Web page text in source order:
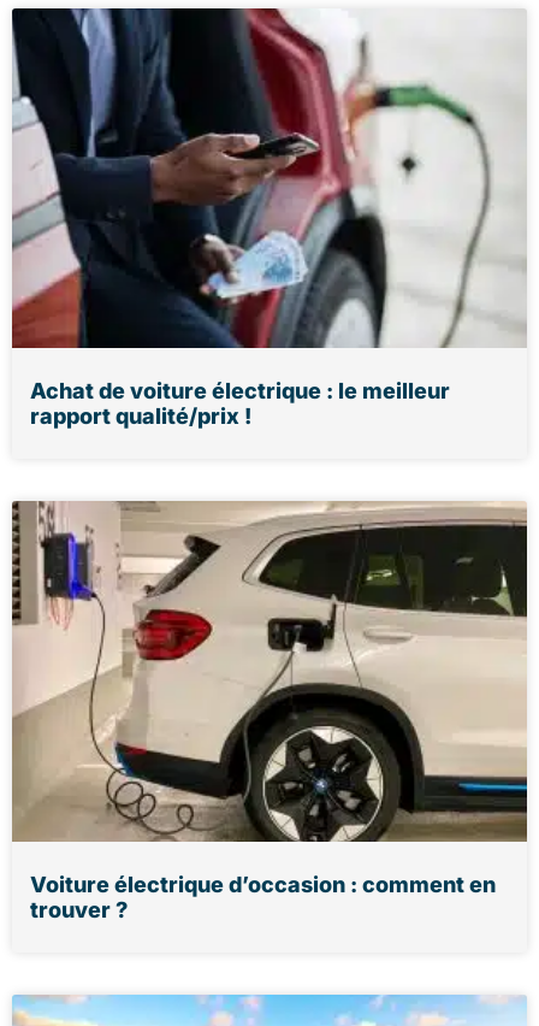
Achat de voiture électrique : le meilleur
rapport qualité/prix !
Voiture électrique d’occasion : comment en
trouver ?